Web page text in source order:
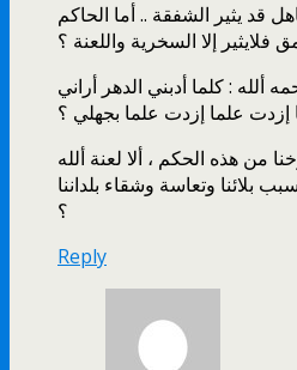
قد يثير الشفقة .. أما الحاكم
فلايثير إلا السخرية واللعنة ؟
ألله : كلما أدبني الدهر أراني
علما إزدت علما بجهلي ؟
من هذه الحكم ، ألا لعنة ألله
بلائنا وتعاسة وشقاء بلداننا
؟
Reply